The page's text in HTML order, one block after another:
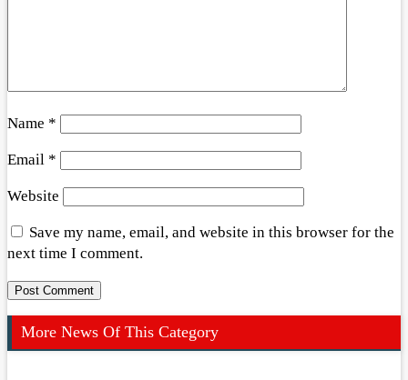
Name *
Email *
Website
Save my name, email, and website in this browser for the
next time I comment.
More News Of This Category